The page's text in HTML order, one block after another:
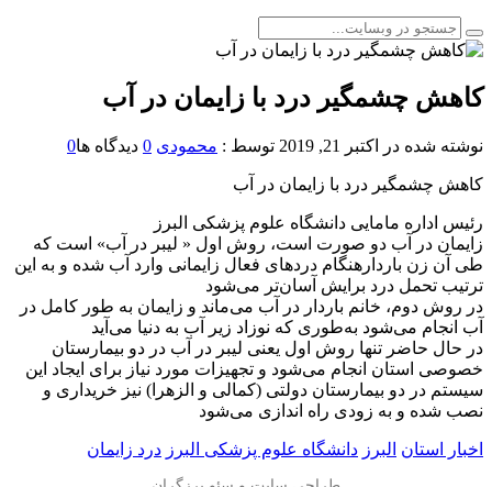
️کاهش چشمگیر درد با زایمان در آب
نوشته شده در اکتبر 21, 2019 توسط : محمودی 0 دیدگاه ها0
️کاهش چشمگیر درد با زایمان در آب
رئیس اداره مامایی دانشگاه علوم پزشکی البرز
زایمان در آب دو صورت است، روش اول « لیبر در آب» است که
طی آن زن باردارهنگام دردهای فعال زایمانی وارد آب شده و به این
ترتیب تحمل درد برایش آسان‌تر می‌شود
در روش دوم، خانم باردار در آب می‌ماند و زایمان به طور کامل در
آب انجام می‌شود به‌طوری که نوزاد زیر آب به دنیا می‌آید
در حال حاضر تنها روش اول یعنی لیبر در آب در دو بیمارستان
خصوصی استان انجام می‌شود و تجهیزات مورد نیاز برای ایجاد این
سیستم در دو بیمارستان دولتی (کمالی و الزهرا) نیز خریداری و
نصب شده و به زودی راه اندازی می‌شود
اخبار استان البرز دانشگاه علوم پزشکی البرز درد زایمان